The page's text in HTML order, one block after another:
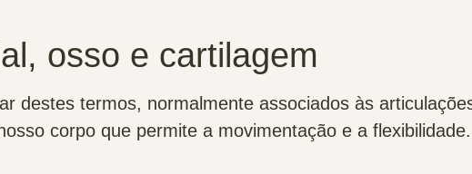
osso e cartilagem
destes termos, normalmente associados às
corpo que permite a movimentação e a flexibilidade.